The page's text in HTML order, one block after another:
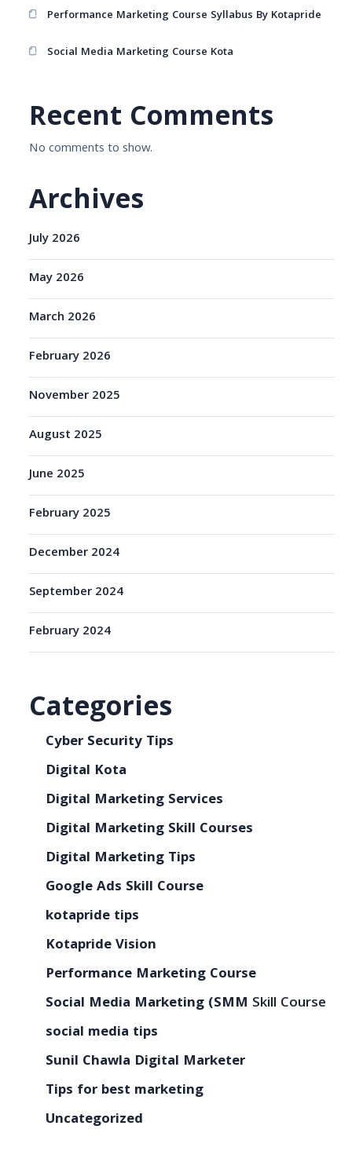
Performance Marketing Course Syllabus By Kotapride
Social Media Marketing Course Kota
Recent Comments
No comments to show.
Archives
July 2026
May 2026
March 2026
February 2026
November 2025
August 2025
June 2025
February 2025
December 2024
September 2024
February 2024
Categories
Cyber Security Tips
Digital Kota
Digital Marketing Services
Digital Marketing Skill Courses
Digital Marketing Tips
Google Ads Skill Course
kotapride tips
Kotapride Vision
Performance Marketing Course
Social Media Marketing (SMM Skill Course
social media tips
Sunil Chawla Digital Marketer
Tips for best marketing
Uncategorized